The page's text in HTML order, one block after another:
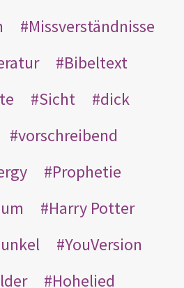
Missverständnisse
Bibeltext
Sicht
dick
vorschreibend
Prophetie
Harry Potter
YouVersion
Hohelied